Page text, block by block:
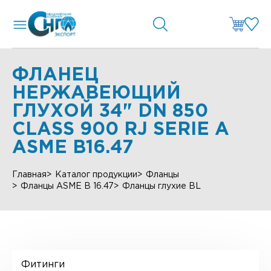
ФЛАНЕЦ
НЕРЖАВЕЮЩИЙ
ГЛУХОЙ 34" DN 850
CLASS 900 RJ SERIE А
ASME B16.47
Главная Каталог продукции
Фланцы
Фланцы ASME B 16.47
Фланцы глухие BL
Фитинги